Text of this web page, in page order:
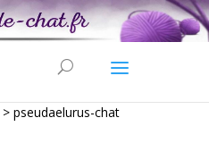
> pseudaelurus-chat